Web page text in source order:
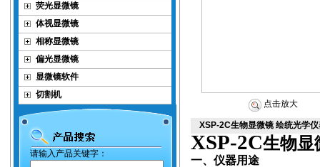
荧光显微镜
体视显微镜
相称显微镜
偏光显微镜
显微镜软件
切割机
请输入产品关键字：
点击放大
XSP-2C生物显微镜 绘统光学
XSP-2C生物显
一、仪器用途